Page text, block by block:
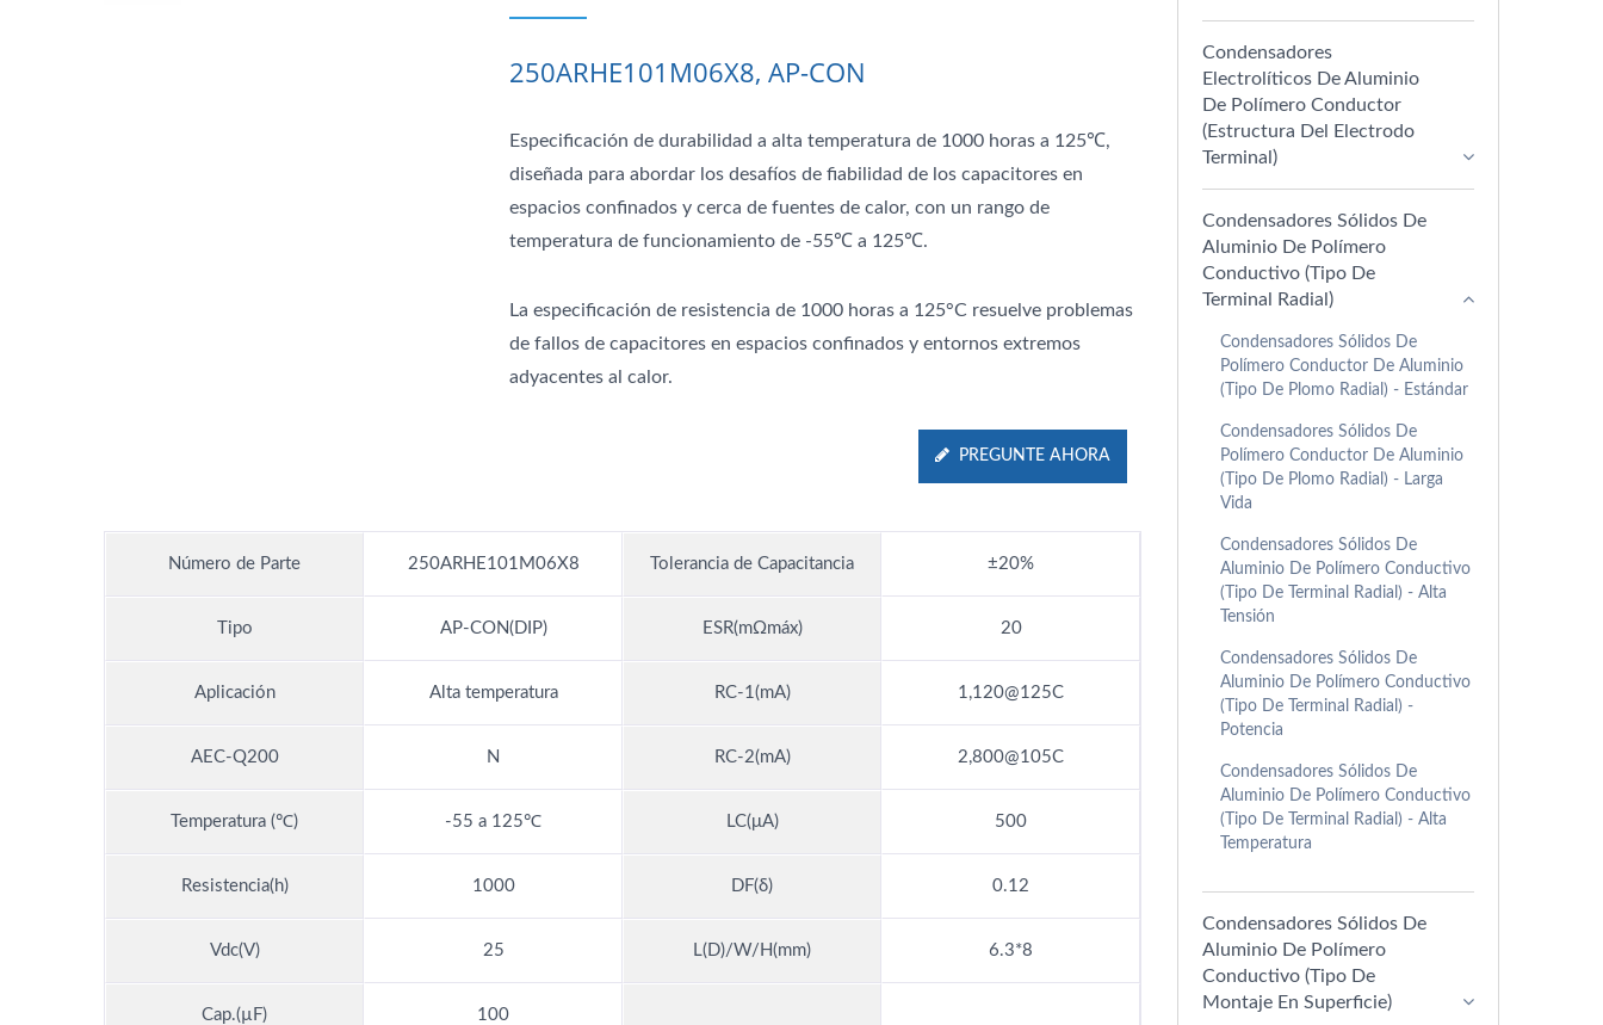
250ARHE101M06X8, AP-CON
Especificación de durabilidad a alta temperatura de 1000 horas a 125℃,
diseñada para abordar los desafíos de fiabilidad de los capacitores en
espacios confinados y cerca de fuentes de calor, con un rango de
temperatura de funcionamiento de -55℃ a 125℃.
La especificación de resistencia de 1000 horas a 125°C resuelve problemas
de fallos de capacitores en espacios confinados y entornos extremos
adyacentes al calor.
PREGUNTE AHORA
Número de Parte 250ARHE101M06X8 Tolerancia de Capacitancia ±20%
Tipo AP-CON(DIP) ESR(mΩmáx) 20
Aplicación Alta temperatura RC-1(mA) 1,120@125C
AEC-Q200 N RC-2(mA) 2,800@105C
Temperatura (℃) -55 a 125℃ LC(μA) 500
Resistencia(h) 1000 DF(δ) 0.12
Vdc(V) 25 L(D)/W/H(mm) 6.3*8
Cap.(µF) 100
Condensadores
Electrolíticos De Aluminio
De Polímero Conductor
(estructura Del Electrodo
Terminal)
Condensadores Sólidos De
Aluminio De Polímero
Conductivo (Tipo De
Terminal Radial)
Condensadores Sólidos De
Polímero Conductor De Aluminio
(tipo De Plomo Radial) - Estándar
Condensadores Sólidos De
Polímero Conductor De Aluminio
(tipo De Plomo Radial) - Larga
Vida
Condensadores Sólidos De
Aluminio De Polímero Conductivo
(Tipo De Terminal Radial) - Alta
Tensión
Condensadores Sólidos De
Aluminio De Polímero Conductivo
(Tipo De Terminal Radial) -
Potencia
Condensadores Sólidos De
Aluminio De Polímero Conductivo
(Tipo De Terminal Radial) - Alta
Temperatura
Condensadores Sólidos De
Aluminio De Polímero
Conductivo (Tipo De
Montaje En Superficie)